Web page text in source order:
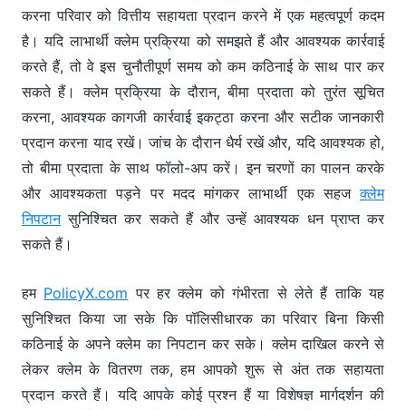
करना परिवार को वित्तीय सहायता प्रदान करने में एक महत्वपूर्ण कदम
है। यदि लाभार्थी क्लेम प्रक्रिया को समझते हैं और आवश्यक कार्रवाई
करते हैं, तो वे इस चुनौतीपूर्ण समय को कम कठिनाई के साथ पार कर
सकते हैं। क्लेम प्रक्रिया के दौरान, बीमा प्रदाता को तुरंत सूचित
करना, आवश्यक कागजी कार्रवाई इकट्ठा करना और सटीक जानकारी
प्रदान करना याद रखें। जांच के दौरान धैर्य रखें और, यदि आवश्यक हो,
तो बीमा प्रदाता के साथ फॉलो-अप करें। इन चरणों का पालन करके
और आवश्यकता पड़ने पर मदद मांगकर लाभार्थी एक सहजक्लेम
निपटानसुनिश्चित कर सकते हैं और उन्हें आवश्यक धन प्राप्त कर
सकते हैं।
हम PolicyX.com पर हर क्लेम को गंभीरता से लेते हैं ताकि यह
सुनिश्चित किया जा सके कि पॉलिसीधारक का परिवार बिना किसी
कठिनाई के अपने क्लेम का निपटान कर सके। क्लेम दाखिल करने से
लेकर क्लेम के वितरण तक, हम आपको शुरू से अंत तक सहायता
प्रदान करते हैं। यदि आपके कोई प्रश्न हैं या विशेषज्ञ मार्गदर्शन की